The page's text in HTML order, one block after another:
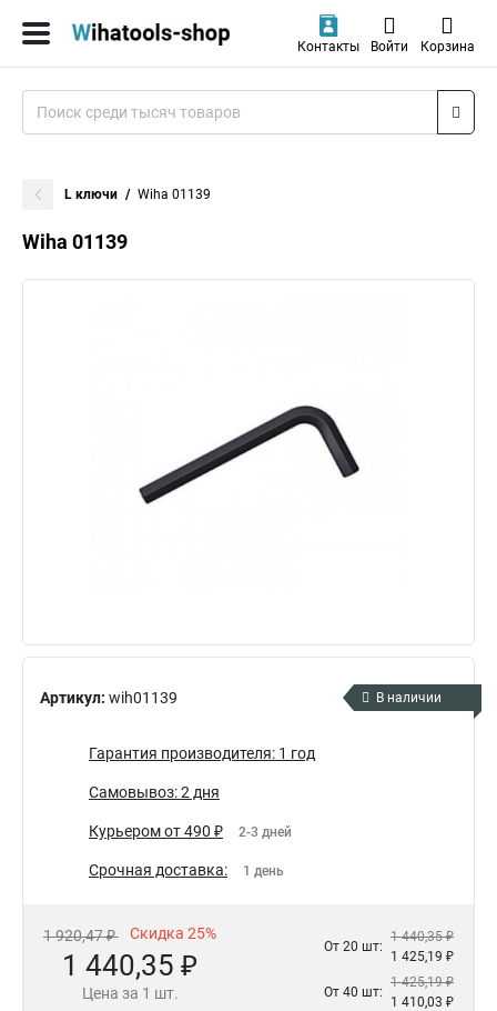
Контакты Войти Корзина
L ключи Wiha 01139
Wiha 01139
Артикул: wih01139 В наличии
Гарантия производителя: 1 год
Самовывоз: 2 дня
Курьером от 490 ₽ 2-3 дней
Срочная доставка: 1 день
1 920,47 ₽ Скидка 25%
1 440,35 ₽
Цена за 1 шт.
От 20 шт:
1 440,35 ₽
1 425,19 ₽
От 40 шт:
1 425,19 ₽
1 410,03 ₽